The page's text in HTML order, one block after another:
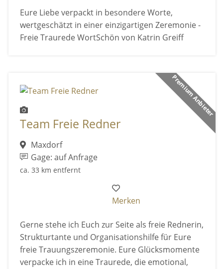
Eure Liebe verpackt in besondere Worte,
wertgeschätzt in einer einzigartigen Zeremonie -
Freie Traurede WortSchön von Katrin Greiff
Premium Anbieter
Team Freie Redner
Maxdorf
Gage: auf Anfrage
ca. 33 km entfernt
Merken
Gerne stehe ich Euch zur Seite als freie Rednerin,
Strukturtante und Organisationshilfe für Eure
freie Trauungszeremonie. Eure Glücksmomente
verpacke ich in eine Traurede, die emotional,